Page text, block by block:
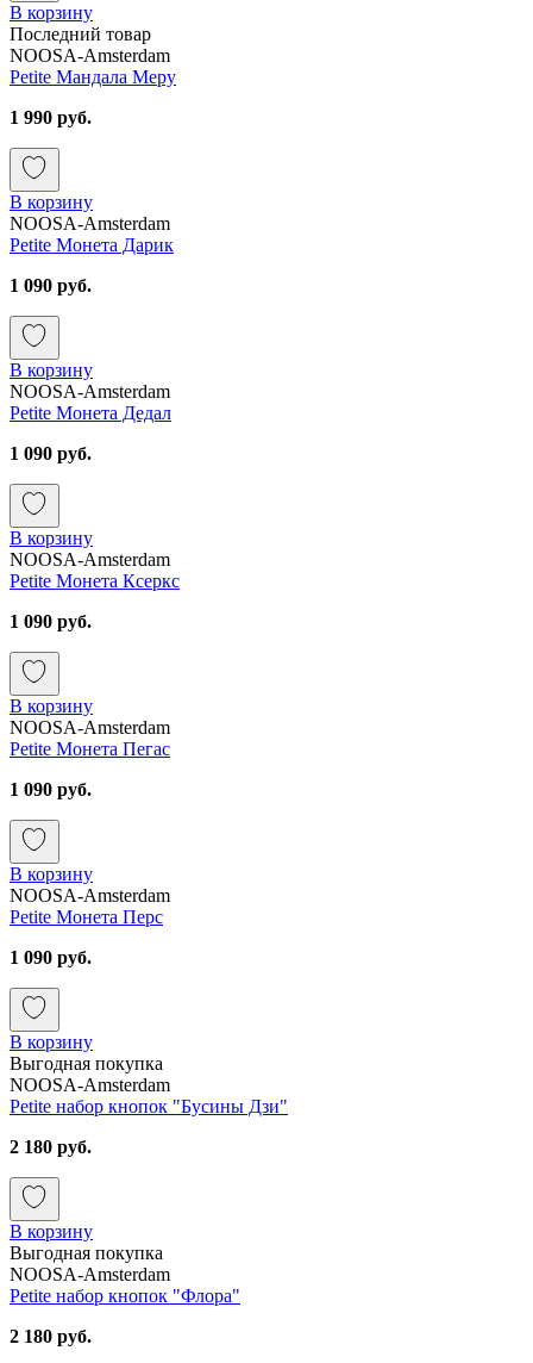
В корзину
Последний товар
NOOSA-Amsterdam
Petite Мандала Меру
1 990 руб.
В корзину
NOOSA-Amsterdam
Petite Монета Дарик
1 090 руб.
В корзину
NOOSA-Amsterdam
Petite Монета Дедал
1 090 руб.
В корзину
NOOSA-Amsterdam
Petite Монета Ксеркс
1 090 руб.
В корзину
NOOSA-Amsterdam
Petite Монета Пегас
1 090 руб.
В корзину
NOOSA-Amsterdam
Petite Монета Перс
1 090 руб.
В корзину
Выгодная покупка
NOOSA-Amsterdam
Petite набор кнопок "Бусины Дзи"
2 180 руб.
В корзину
Выгодная покупка
NOOSA-Amsterdam
Petite набор кнопок "Флора"
2 180 руб.